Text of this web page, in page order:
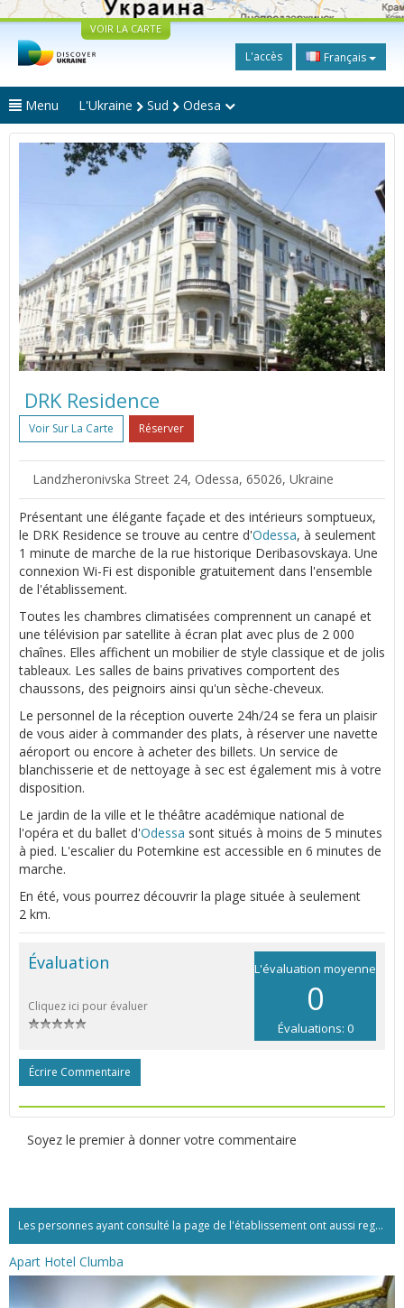
VOIR LA CARTE
L'accès Français
Menu L'Ukraine Sud Odesa
DRK Residence
Voir Sur La Carte Réserver
Landzheronivska Street 24, Odessa, 65026, Ukraine
Présentant une élégante façade et des intérieurs somptueux,
le DRK Residence se trouve au centre d'Odessa, à seulement
1 minute de marche de la rue historique Deribasovskaya. Une
connexion Wi-Fi est disponible gratuitement dans l'ensemble
de l'établissement.
Toutes les chambres climatisées comprennent un canapé et
une télévision par satellite à écran plat avec plus de 2 000
chaînes. Elles affichent un mobilier de style classique et de jolis
tableaux. Les salles de bains privatives comportent des
chaussons, des peignoirs ainsi qu'un sèche-cheveux.
Le personnel de la réception ouverte 24h/24 se fera un plaisir
de vous aider à commander des plats, à réserver une navette
aéroport ou encore à acheter des billets. Un service de
blanchisserie et de nettoyage à sec est également mis à votre
disposition.
Le jardin de la ville et le théâtre académique national de
l'opéra et du ballet d'Odessa sont situés à moins de 5 minutes
à pied. L'escalier du Potemkine est accessible en 6 minutes de
marche.
En été, vous pourrez découvrir la plage située à seulement
2 km.
L'évaluation moyenne
0
Évaluations: 0
Évaluation
Cliquez ici pour évaluer
Écrire Commentaire
Soyez le premier à donner votre commentaire
Les personnes ayant consulté la page de l'établissement ont aussi regardé:...
Apart Hotel Clumba